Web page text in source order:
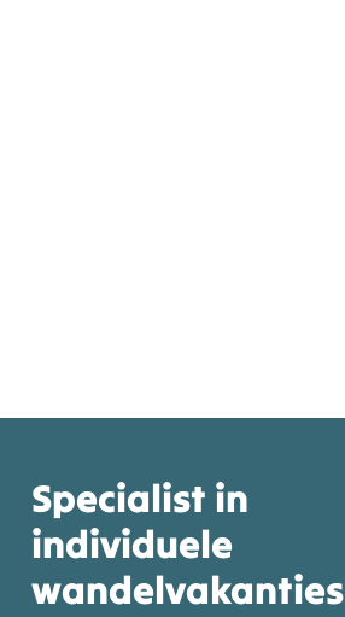
Specialist in
individuele
wandelvakanties